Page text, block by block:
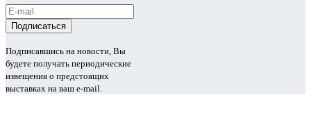
Подписавшись на новости, Вы
будете получать периодические
извещения о предстоящих
выставках на ваш e-mail.